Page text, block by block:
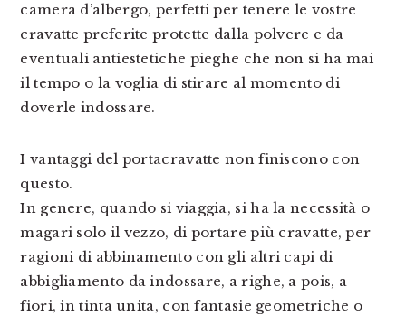
camera d’albergo, perfetti per tenere le vostre
cravatte preferite protette dalla polvere e da
eventuali antiestetiche pieghe che non si ha mai
il tempo o la voglia di stirare al momento di
doverle indossare.
I vantaggi del portacravatte non finiscono con
questo.
In genere, quando si viaggia, si ha la necessità o
magari solo il vezzo, di portare più cravatte, per
ragioni di abbinamento con gli altri capi di
abbigliamento da indossare, a righe, a pois, a
fiori, in tinta unita, con fantasie geometriche o